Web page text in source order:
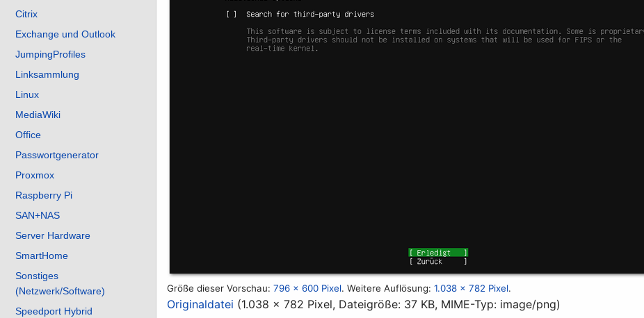
Citrix
Exchange und Outlook
JumpingProfiles
Linksammlung
Linux
MediaWiki
Office
Passwortgenerator
Proxmox
Raspberry Pi
SAN+NAS
Server Hardware
SmartHome
Sonstiges
(Netzwerk/Software)
Speedport Hybrid
Größe dieser Vorschau:796 × 600 Pixel.Weitere Auflösung:1.038 × 782 Pixel.
Originaldatei (1.038 × 782 Pixel, Dateigröße: 37 KB, MIME-Typ: image/png)